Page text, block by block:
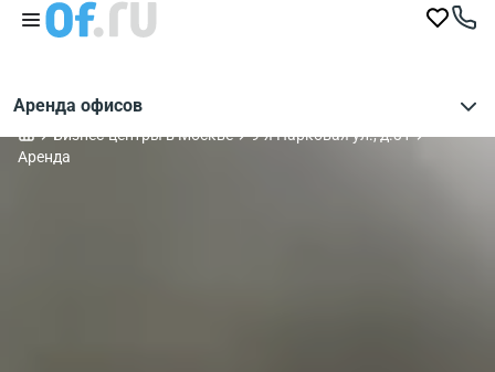
Аренда офисов
Бизнес-центры в Москве
9-я Парковая ул., д.31
Аренда